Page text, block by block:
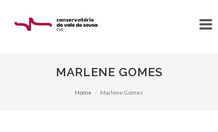
MARLENE GOMES
Home Marlene Gomes